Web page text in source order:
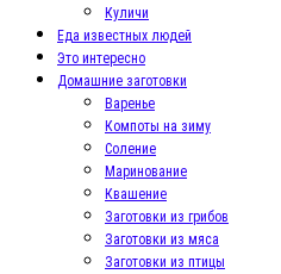
Куличи
Еда известных людей
Это интересно
Домашние заготовки
Варенье
Компоты на зиму
Соление
Маринование
Квашение
Заготовки из грибов
Заготовки из мяса
Заготовки из птицы